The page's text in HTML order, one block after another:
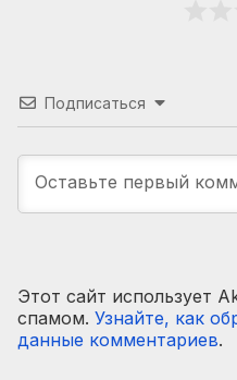
Подписаться
Этот сайт использует
спамом. Узнайте, как
данные комментариев.